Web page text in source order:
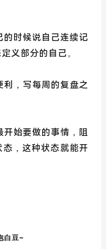
时候说自己连续记
义部分的自己。
，写每周的复盘之
始要做的事情，阻
，这种状态就能开
白豆~